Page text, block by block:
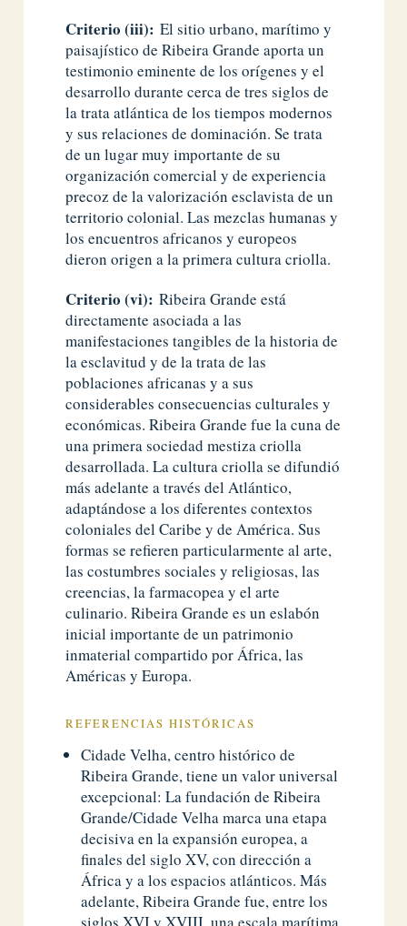
Criterio (iii): El sitio urbano, marítimo y
paisajístico de Ribeira Grande aporta un
testimonio eminente de los orígenes y el
desarrollo durante cerca de tres siglos de
la trata atlántica de los tiempos modernos
y sus relaciones de dominación. Se trata
de un lugar muy importante de su
organización comercial y de experiencia
precoz de la valorización esclavista de un
territorio colonial. Las mezclas humanas y
los encuentros africanos y europeos
dieron origen a la primera cultura criolla.
Criterio (vi): Ribeira Grande está
directamente asociada a las
manifestaciones tangibles de la historia de
la esclavitud y de la trata de las
poblaciones africanas y a sus
considerables consecuencias culturales y
económicas. Ribeira Grande fue la cuna de
una primera sociedad mestiza criolla
desarrollada. La cultura criolla se difundió
más adelante a través del Atlántico,
adaptándose a los diferentes contextos
coloniales del Caribe y de América. Sus
formas se refieren particularmente al arte,
las costumbres sociales y religiosas, las
creencias, la farmacopea y el arte
culinario. Ribeira Grande es un eslabón
inicial importante de un patrimonio
inmaterial compartido por África, las
Américas y Europa.
REFERENCIAS HISTÓRICAS
Cidade Velha, centro histórico de
Ribeira Grande, tiene un valor universal
excepcional: La fundación de Ribeira
Grande/Cidade Velha marca una etapa
decisiva en la expansión europea, a
finales del siglo XV, con dirección a
África y a los espacios atlánticos. Más
adelante, Ribeira Grande fue, entre los
siglos XVI y XVIII, una escala marítima